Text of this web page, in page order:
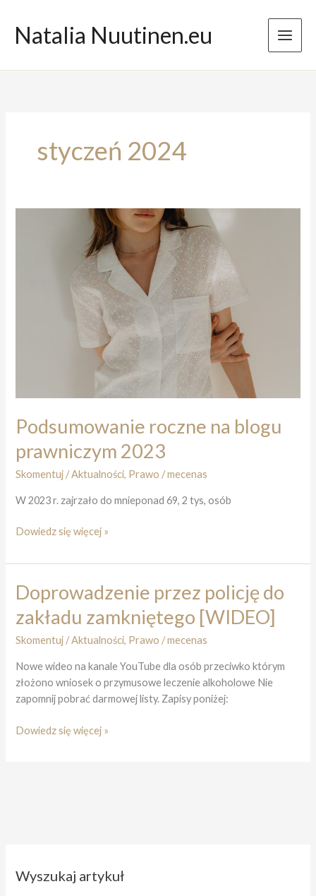
treściNatalia Nuutinen.eu
styczeń 2024
Podsumowanie roczne na blogu
prawniczym 2023
Skomentuj /Aktualności, Prawo /mecenas
W 2023 r. zajrzało do mnieponad 69, 2 tys, osób
Podsumowanie
na
prawniczym
2023
Dowiedz się więcej »
Doprowadzenie przez policję do
zakładu zamkniętego [WIDEO]
Skomentuj /Aktualności, Prawo /mecenas
Nowe wideo na kanale YouTube dla osób przeciwko którym
złożono wniosek o przymusowe leczenie alkoholowe Nie
zapomnij pobrać darmowej listy. Zapisy poniżej:
Doprowadzenie
Dowiedz się więcej »
Wyszukaj artykuł